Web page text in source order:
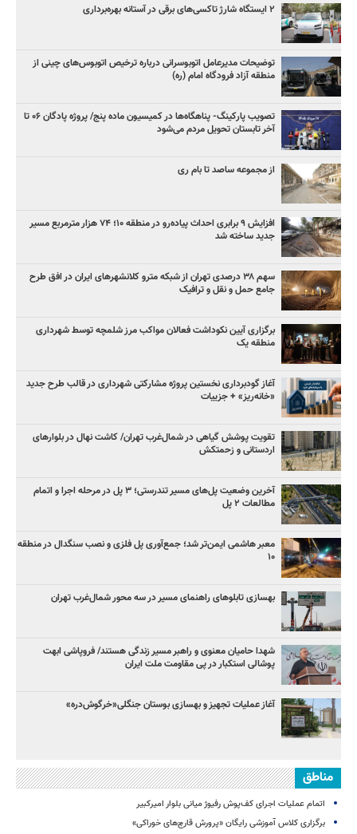
۲ ایستگاه شارژ تاکسی‌های برقی در آستانه بهره‌برداری
توضیحات مدیرعامل اتوبوسرانی درباره ترخیص اتوبوس‌های چینی از
منطقه آزاد فرودگاه امام (ره)
تصویب پارکینگ- پناهگاه‌ها در کمیسیون ماده پنج/ پروژه پادگان ۰۶ تا
آخر تابستان تحویل مردم می‌شود
از مجموعه ساصد تا بام ری
افزایش ۹ برابری احداث پیاده‌رو در منطقه ۱۰؛ ۷۴ هزار مترمربع مسیر
جدید ساخته شد
سهم ۳۸ درصدی تهران از شبکه مترو کلانشهرهای ایران در افق طرح
جامع حمل و نقل و ترافیک
برگزاری آیین نکوداشت فعالان مواکب مرز شلمچه توسط شهرداری
منطقه یک
آغاز گودبرداری نخستین پروژه مشارکتی شهرداری در قالب طرح جدید
«خانه‌ریز» + جزییات
تقویت پوشش گیاهی در شمال‌غرب تهران/ کاشت نهال در بلوارهای
اردستانی و زحمتکش
آخرین وضعیت پل‌های مسیر تندرستی؛ ۳ پل در مرحله اجرا و اتمام
مطالعات ۲ پل
معبر هاشمی ایمن‌تر شد؛ جمع‌آوری پل فلزی و نصب سنگدال در منطقه
۱۰
بهسازی تابلوهای راهنمای مسیر در سه محور شمال‌غرب تهران
شهدا حامیان معنوی و راهبر مسیر زندگی هستند/ فروپاشی ابهت
پوشالی استکبار در پی مقاومت ملت ایران
آغاز عملیات تجهیز و بهسازی بوستان جنگلی«خرگوش‌دره»
مناطق
اتمام عملیات اجرای کف‌پوش رفیوژ میانی بلوار امیرکبیر
برگزاری کلاس آموزشی رایگان «پرورش قارچ‌های خوراکی»